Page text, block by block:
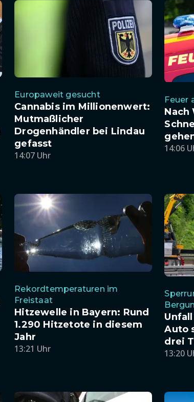
Europaweit gesucht
Cannabis im Millionenwert:
Mutmaßlicher
Drogenhändler bei Lindau
gefasst
14:07 Uhr
Feuer
Nach
14:06
Rekordtemperaturen im
Freistaat
Hitzewelle in Bayern: Rund
1.290 Hitzetote in diesem
Jahr
13:21 Uhr
Auto
drei
13:20